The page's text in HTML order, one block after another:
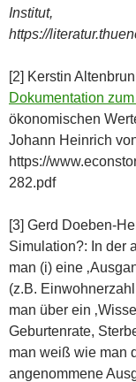
Institut,
https://
[2] Kerstin
Dokumentation
ökonomischen
Johann Heinrich
https://
282.pdf
[3] Gerd Doeben-
Simulation?: In der
man (i) eine
(z.B.
man über ein
Geburtenrate,
man weiß wie man
angenommene